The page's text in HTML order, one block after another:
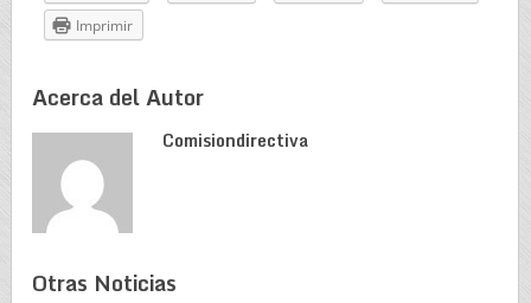
Imprimir
Acerca del Autor
Comisiondirectiva
Otras Noticias